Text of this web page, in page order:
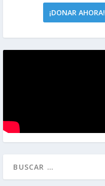
¡DONAR AHORA!